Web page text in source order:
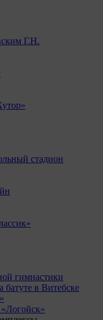
Г.Н.
стадион
гимнастики
в Витебске